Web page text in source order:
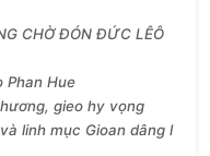
CHỜ ĐÓN ĐỨC LÊÔ
Phan Hue
gieo hy vọng
linh mục Gioan dâng l